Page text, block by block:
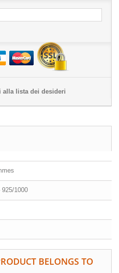
alla lista dei desideri
925/1000
BELONGS TO